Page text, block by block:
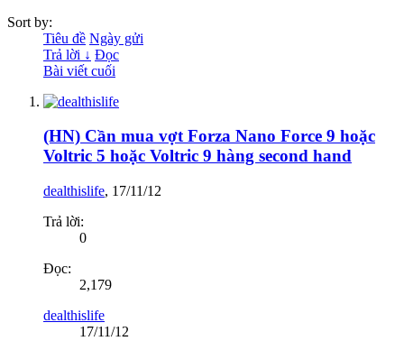
Sort by:
Tiêu đề Ngày gửi
Trả lời ↓ Đọc
Bài viết cuối
(HN) Cần mua vợt Forza Nano Force 9 hoặc
Voltric 5 hoặc Voltric 9 hàng second hand
dealthislife, 17/11/12
Trả lời:
0
Đọc:
2,179
dealthislife
17/11/12